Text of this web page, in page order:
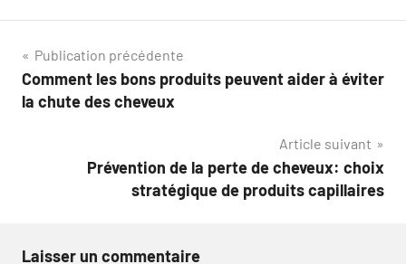
Navigation
de
Publication précédente
Comment les bons produits peuvent aider à éviter
la chute des cheveux
Article suivant
Prévention de la perte de cheveux: choix
stratégique de produits capillaires
Laisser un commentaire